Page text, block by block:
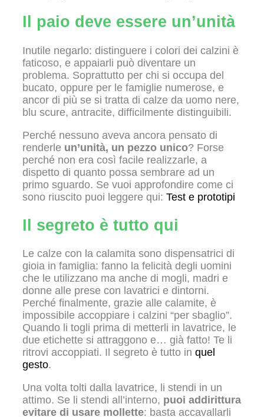
Il paio deve essere un’unità
Inutile negarlo: distinguere i colori dei calzini è
faticoso, e appaiarli può diventare un
problema. Soprattutto per chi si occupa del
bucato, oppure per le famiglie numerose, e
ancor di più se si tratta di calze da uomo nere,
blu scure, antracite, difficilmente distinguibili.
Perché nessuno aveva ancora pensato di
renderle un’unità, un pezzo unico? Forse
perché non era così facile realizzarle, a
dispetto di quanto possa sembrare ad un
primo sguardo. Se vuoi approfondire come ci
sono riuscito puoi leggere qui: Test e prototipi
Il segreto è tutto qui
Le calze con la calamita sono dispensatrici di
gioia in famiglia: fanno la felicità degli uomini
che le utilizzano ma anche di mogli, madri e
donne alle prese con lavatrici e dintorni.
Perché finalmente, grazie alle calamite, è
impossibile accoppiare i calzini “per sbaglio”.
Quando li togli prima di metterli in lavatrice, le
due etichette si attraggono e… già fatto! Te li
ritrovi accoppiati. Il segreto è tutto in quel
gesto.
Una volta tolti dalla lavatrice, li stendi in un
attimo. Se li stendi all’interno, puoi addirittura
evitare di usare mollette: basta accavallarli